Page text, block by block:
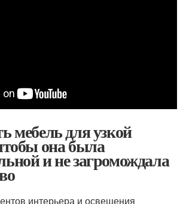
мебель для узкой
она была
и не загромождала
интерьера и освещения